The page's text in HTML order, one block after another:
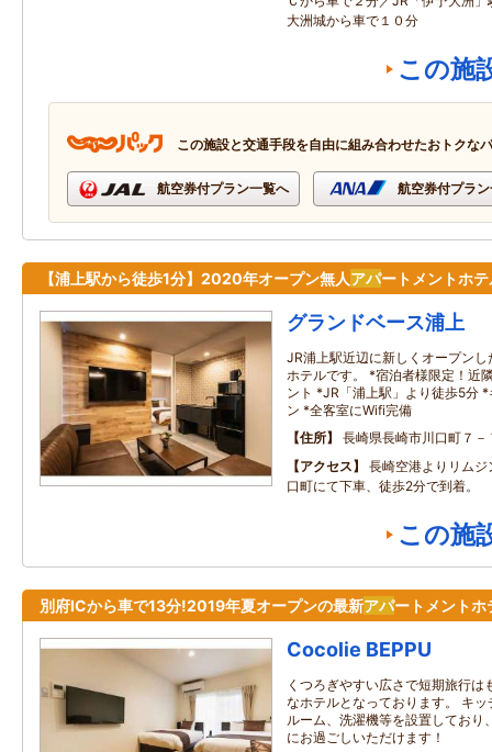
大洲城から車で１０分
この施
この施設と交通手段を自由に組み合わせたおトクな
航空券付プラン一覧へ 航空券付プラ
【浦上駅から徒歩1分】2020年オープン無人アパートメントホテ
グランドベース浦上
JR浦上駅近辺に新しくオープン
ホテルです。 *宿泊者様限定！近
ント *JR「浦上駅」より徒歩5分
ン *全客室にWifi完備
住所
長崎県長崎市川口町７－
アクセス
長崎空港よりリム
口町にて下車、徒歩2分で到着。
この施
別府ICから車で13分!2019年夏オープンの最新アパートメントホ
Cocolie BEPPU
くつろぎやすい広さで短期旅行は
なホテルとなっております。 キ
ルーム、洗濯機等を設置しており
にお過ごしいただけます！